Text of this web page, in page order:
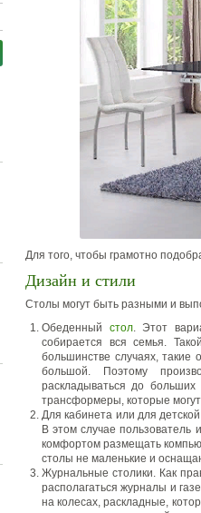
Для того, чтобы грамотно
Дизайн и стили
Столы могут быть разными и
Обеденный стол. Этот
собирается вся семья.
большинстве случаях, такие
большой. Поэтому
раскладываться до
трансформеры, которые
Для кабинета или для
В этом случае пользователь
комфортом размещать
столы не маленькие и
Журнальные столики. Как
располагаться журналы и
на колесах, раскладные,